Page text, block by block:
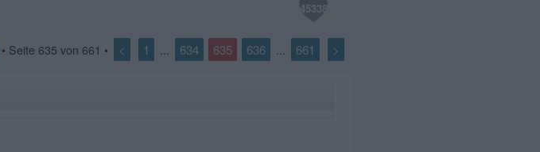
45338
• Seite 635 von 661 • < 1 ... 634 635 636 ... 661 >